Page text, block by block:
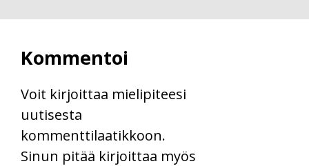
Kommentoi
Voit kirjoittaa mielipiteesi
uutisesta
kommenttilaatikkoon.
Sinun pitää kirjoittaa myös